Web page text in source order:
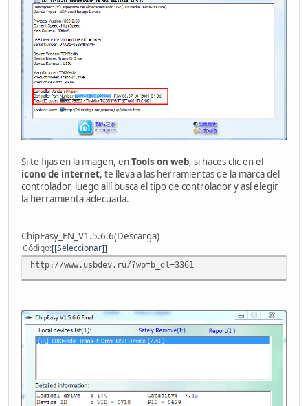
Si te fijas en la imagen, enTools on web, si haces clic en el
icono de internet, te lleva a las herramientas de la marca del
controlador, luego allí busca el tipo de controlador y así elegir
la herramienta adecuada.
ChipEasy_EN_V1.5.6.6(Descarga)
Código [Seleccionar]
http://www.usbdev.ru/?wpfb_dl=3361